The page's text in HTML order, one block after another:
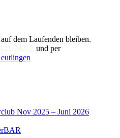
dem Laufenden bleiben.
und per
Nov 2025 – Juni 2026